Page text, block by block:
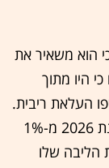
הוא משאיר את
כנה ברמה של 0.75%, אם כי היו מתוך
העלאת ריבית.
הבנק גם חתך את תחזית הצמיחה שלו לשנת 2026 מ-1%
הליבה שלו